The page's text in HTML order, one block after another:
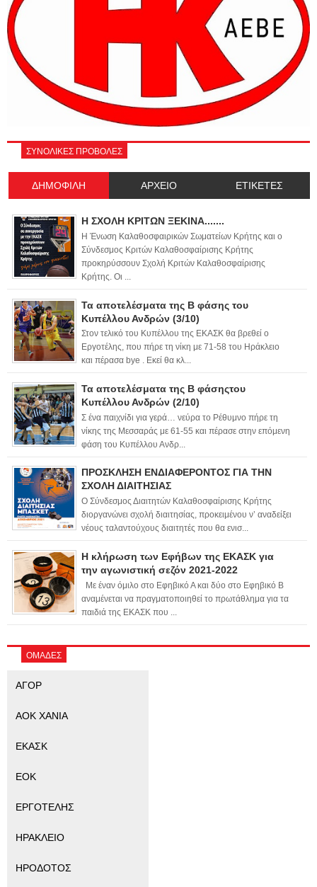
ΣΥΝΟΛΙΚΕΣ ΠΡΟΒΟΛΕΣ
ΔΗΜΟΦΙΛΗ ΑΡΧΕΙΟ ΕΤΙΚΕΤΕΣ
Η ΣΧΟΛΗ ΚΡΙΤΩΝ ΞΕΚΙΝΑ.......
Η Ένωση Καλαθοσφαιρικών Σωματείων Κρήτης και ο
Σύνδεσμος Κριτών Καλαθοσφαίρισης Κρήτης
προκηρύσσουν Σχολή Κριτών Καλαθοσφαίρισης
Κρήτης. Οι ...
Τα αποτελέσματα της Β φάσης του
Κυπέλλου Ανδρών (3/10)
Στον τελικό του Κυπέλλου της ΕΚΑΣΚ θα βρεθεί ο
Εργοτέλης, που πήρε τη νίκη με 71-58 του Ηράκλειο
και πέρασα bye . Εκεί θα κλ...
Τα αποτελέσματα της Β φάσηςτου
Κυπέλλου Ανδρών (2/10)
Σ ένα παιχνίδι για γερά… νεύρα το Ρέθυμνο πήρε τη
νίκης της Μεσσαράς με 61-55 και πέρασε στην επόμενη
φάση του Κυπέλλου Ανδρ...
ΠΡΟΣΚΛΗΣΗ ΕΝΔΙΑΦΕΡΟΝΤΟΣ ΓΙΑ ΤΗΝ
ΣΧΟΛΗ ΔΙΑΙΤΗΣΙΑΣ
Ο Σύνδεσμος Διαιτητών Καλαθοσφαίρισης Κρήτης
διοργανώνει σχολή διαιτησίας, προκειμένου ν’ αναδείξει
νέους ταλαντούχους διαιτητές που θα ενισ...
Η κλήρωση των Εφήβων της ΕΚΑΣΚ για
την αγωνιστική σεζόν 2021-2022
Με έναν όμιλο στο Εφηβικό Α και δύο στο Εφηβικό Β
αναμένεται να πραγματοποιηθεί το πρωτάθλημα για τα
παιδιά της ΕΚΑΣΚ που ...
ΟΜΑΔΕΣ
ΑΓΟΡ
ΑΟΚ ΧΑΝΙΑ
ΕΚΑΣΚ
ΕΟΚ
ΕΡΓΟΤΕΛΗΣ
ΗΡΑΚΛΕΙΟ
ΗΡΟΔΟΤΟΣ